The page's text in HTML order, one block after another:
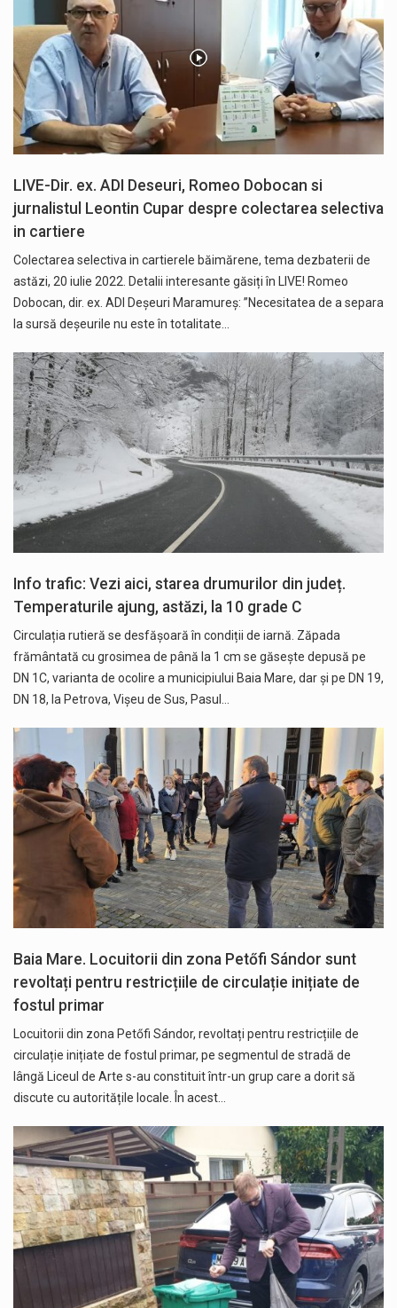
LIVE-Dir. ex. ADI Deseuri, Romeo Dobocan si
jurnalistul Leontin Cupar despre colectarea selectiva
in cartiere
Colectarea selectiva in cartierele băimărene, tema dezbaterii de
astăzi, 20 iulie 2022. Detalii interesante găsiți în LIVE! Romeo
Dobocan, dir. ex. ADI Deșeuri Maramureș: ”Necesitatea de a separa
la sursă deșeurile nu este în totalitate…
Info trafic: Vezi aici, starea drumurilor din județ.
Temperaturile ajung, astăzi, la 10 grade C
Circulația rutieră se desfășoară în condiții de iarnă. Zăpada
frământată cu grosimea de până la 1 cm se găsește depusă pe
DN 1C, varianta de ocolire a municipiului Baia Mare, dar și pe DN 19,
DN 18, la Petrova, Vișeu de Sus, Pasul…
Baia Mare. Locuitorii din zona Petőfi Sándor sunt
revoltați pentru restricțiile de circulație inițiate de
fostul primar
Locuitorii din zona Petőfi Sándor, revoltați pentru restricțiile de
circulație inițiate de fostul primar, pe segmentul de stradă de
lângă Liceul de Arte s-au constituit într-un grup care a dorit să
discute cu autoritățile locale. În acest…